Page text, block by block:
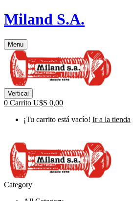
Miland S.A.
Menu
Vertical
0 Carrito U$S 0,00
¡Tu carrito está vacío! Ir a la tienda
Category